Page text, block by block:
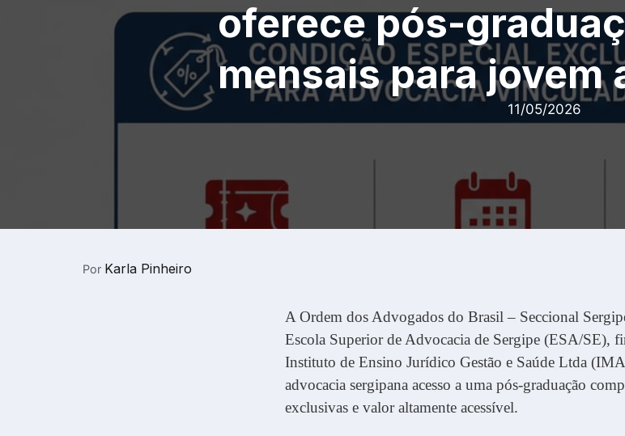
oferece pós-
mensais para jovem
11/05/2026
Por Karla Pinheiro
A Ordem dos Advogados do Brasil – Seccional
Escola Superior de Advocacia de Sergipe (ESA/SE),
Instituto de Ensino Jurídico Gestão e Saúde Ltda
advocacia sergipana acesso a uma pós-graduação
exclusivas e valor altamente acessível.